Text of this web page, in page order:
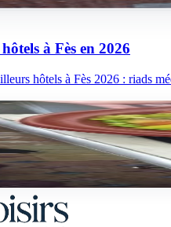
à Fès en 2026
hôtels à Fès 2026 : riads
en 3 jours : guide
jours : médina UNESCO Fès